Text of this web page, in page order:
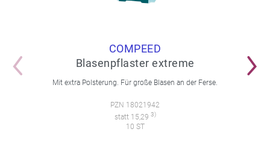
COMPEED
Blasenpflaster extreme
Mit extra Polsterung. Für große Blasen an der Ferse.
PZN 18021942
statt 15,29 3)
10 ST